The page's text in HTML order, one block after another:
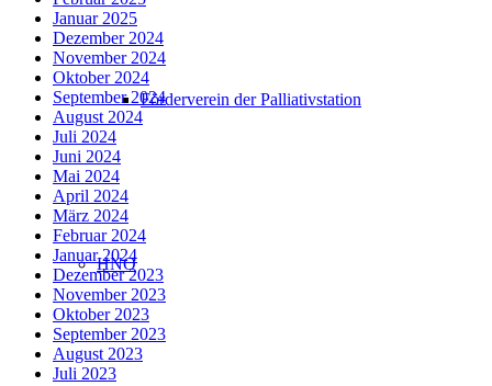
Förderverein der Palliativstation
HNO
Januar 2025
Dezember 2024
November 2024
Oktober 2024
September 2024
August 2024
Juli 2024
Juni 2024
Mai 2024
April 2024
März 2024
Februar 2024
Januar 2024
Dezember 2023
November 2023
Oktober 2023
September 2023
August 2023
Juli 2023